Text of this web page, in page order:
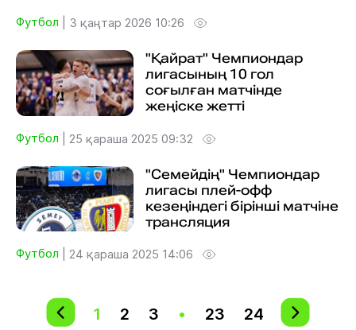
Футбол 3 қаңтар 2026 10:26
"Қайрат" Чемпиондар
лигасының 10 гол
соғылған матчінде
жеңіске жетті
Футбол 25 қараша 2025 09:32
"Семейдің" Чемпиондар
лигасы плей-офф
кезеңіндегі бірінші матчіне
трансляция
Футбол 24 қараша 2025 14:06
1 2 3 • 23 24